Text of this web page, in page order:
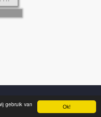
Ok!
gebruik vanViaNova|Disclaimer